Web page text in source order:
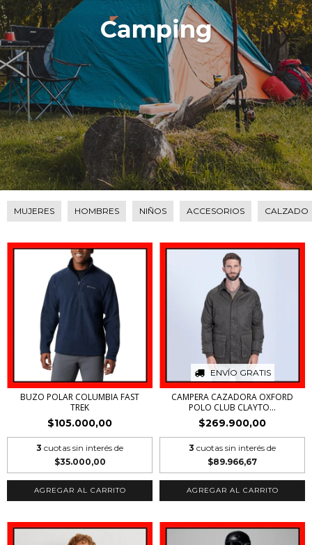
Camping
MUJERES HOMBRES NIÑOS ACCESORIOS CALZADO
BUZO POLAR COLUMBIA FAST
TREK
$105.000,00
3 cuotas sin interés de
$35.000,00
AGREGAR AL CARRITO
ENVÍO GRATIS
CAMPERA CAZADORA OXFORD
POLO CLUB CLAYTO...
$269.900,00
3 cuotas sin interés de
$89.966,67
AGREGAR AL CARRITO